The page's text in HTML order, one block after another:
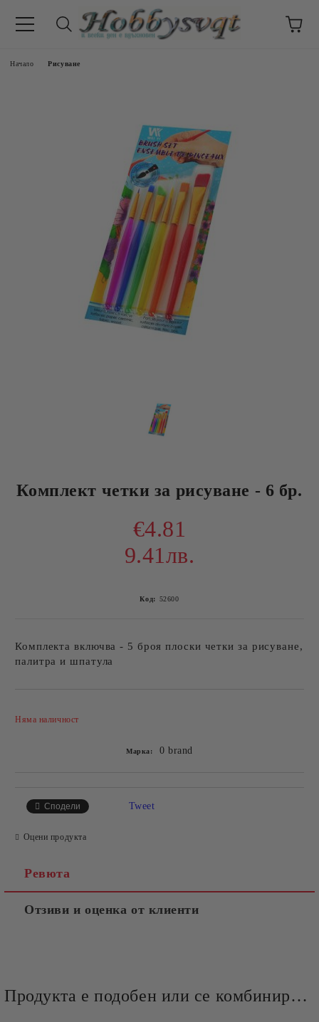
Начало Рисуване
Комплект четки за рисуване - 6 бр.
€4.81
9.41лв.
Код: 52600
Комплекта включва - 5 броя плоски четки за рисуване,
палитра и шпатула
Няма наличност
Марка: 0 brand
Сподели Tweet
Оцени продукта
Ревюта
Отзиви и оценка от клиенти
Продукта е подобен или се комбинира добре и със следните продукти :